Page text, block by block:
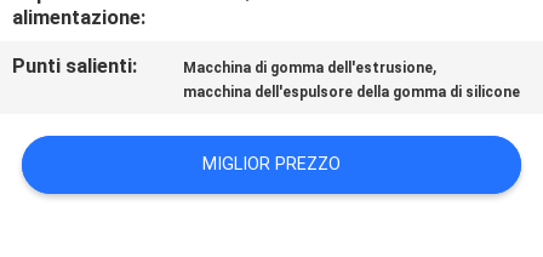
SITO
PRIVACY
POLICY
alimentazione:
Punti salienti: Macchina di gomma dell'estrusione,
macchina dell'espulsore della gomma di silicone
MIGLIOR PREZZO